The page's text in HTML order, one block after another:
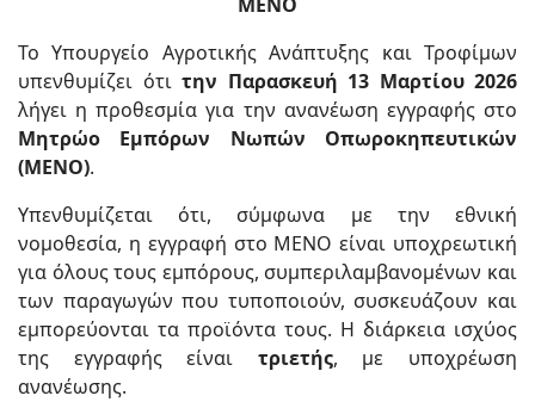
ΜΕΝΟ
Το Υπουργείο Αγροτικής Ανάπτυξης και Τροφίμων
υπενθυμίζει ότι την Παρασκευή 13 Μαρτίου 2026
λήγει η προθεσμία για την ανανέωση εγγραφής στο
Μητρώο Εμπόρων Νωπών Οπωροκηπευτικών
(ΜΕΝΟ).
Υπενθυμίζεται ότι, σύμφωνα με την εθνική
νομοθεσία, η εγγραφή στο ΜΕΝΟ είναι υποχρεωτική
για όλους τους εμπόρους, συμπεριλαμβανομένων και
των παραγωγών που τυποποιούν, συσκευάζουν και
εμπορεύονται τα προϊόντα τους. Η διάρκεια ισχύος
της εγγραφής είναι τριετής, με υποχρέωση
ανανέωσης.